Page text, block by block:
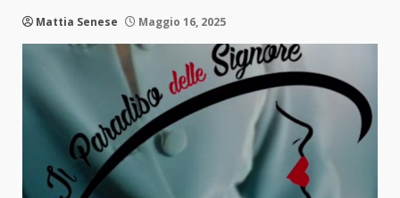
Mattia Senese Maggio 16, 2025